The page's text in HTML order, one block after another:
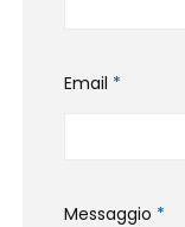
Email *
Messaggio *